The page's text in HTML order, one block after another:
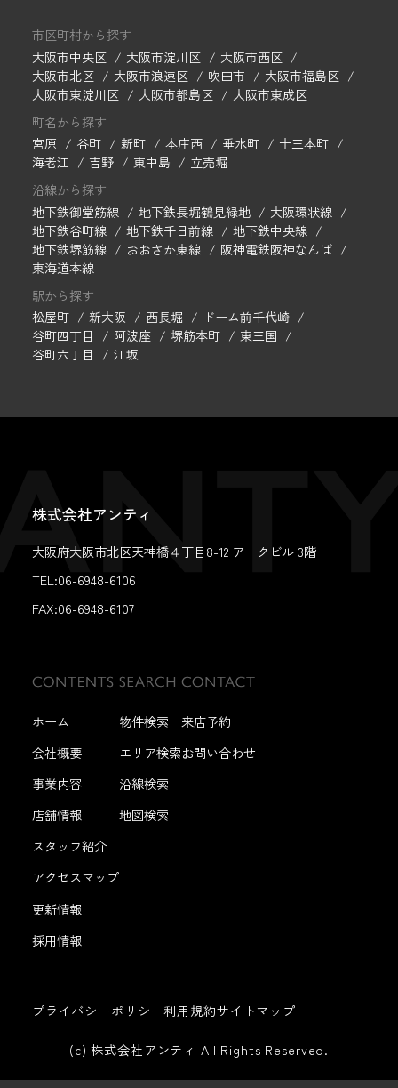
市区町村から探す
大阪市中央区
大阪市淀川区
大阪市西区
大阪市北区
大阪市浪速区 吹田市
大阪市福島区
大阪市東淀川区
大阪市都島区
大阪市東成区
町名から探す
宮原
谷町 新町 本庄西 垂水町
十三本町
海老江
吉野 東中島
立売堀
沿線から探す
地下鉄御堂筋線
地下鉄長堀鶴見緑地
大阪環状線
地下鉄谷町線
地下鉄千日前線
地下鉄中央線
地下鉄堺筋線
おおさか東線
阪神電鉄阪神なんば
東海道本線
駅から探す
松屋町
新大阪 西長堀
ドーム前千代崎
谷町四丁目
阿波座 堺筋本町
東三国
谷町六丁目
江坂
株式会社アンティ
大阪府大阪市北区天神橋４丁目8-12 アークビル 3階
TEL:06-6948-6106
FAX:06-6948-6107
ホーム
会社概要
事業内容
店舗情報
スタッフ紹介
アクセスマップ
更新情報
採用情報
物件検索
エリア検索
沿線検索
地図検索
来店予約
お問い合わせ
プライバシーポリシー利用規約サイトマップ
(c) 株式会社アンティ All Rights Reserved.